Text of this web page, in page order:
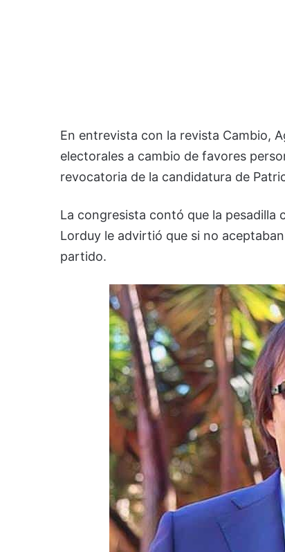
En entrevista con la revista Cambio,
electorales a cambio de favores
revocatoria de la candidatura de
La congresista contó que la pesadilla
Lorduy le advirtió que si no
partido.